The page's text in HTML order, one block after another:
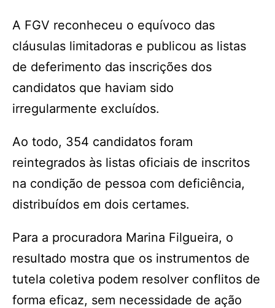
A FGV reconheceu o equívoco das
cláusulas limitadoras e publicou as listas
de deferimento das inscrições dos
candidatos que haviam sido
irregularmente excluídos.
Ao todo, 354 candidatos foram
reintegrados às listas oficiais de inscritos
na condição de pessoa com deficiência,
distribuídos em dois certames.
Para a procuradora Marina Filgueira, o
resultado mostra que os instrumentos de
tutela coletiva podem resolver conflitos de
forma eficaz, sem necessidade de ação